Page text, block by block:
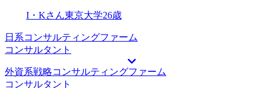
足しています。MyVisionのサービスは、現場での私の経験
において、非常に実践的で効果的でした。特に石崎さんは、
コンサルティングファーム向けのケース面接対策を何度も実
施し、私の強みを引き出すための具体的なアドバイスを提供
してくださいました。結果として、私自身のキャリアの再構
I・Kさん東京大学26歳
日系コンサルティングファーム
コンサルタント
外資系戦略コンサルティングファーム
コンサルタント